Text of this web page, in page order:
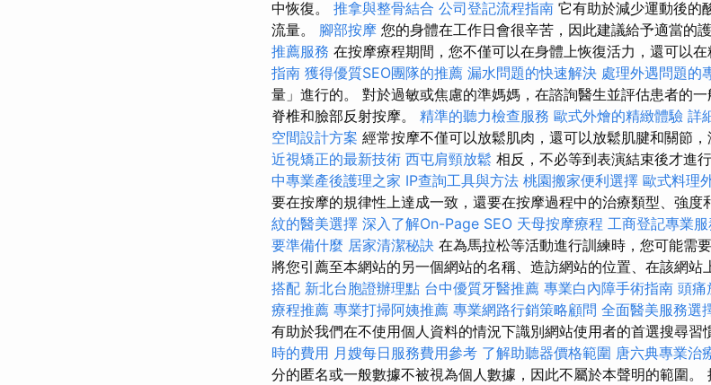
中恢復。 推拿與整骨結合 公司登記流程指南 它有助於減少運動後的
流量。 腳部按摩 您的身體在工作日會很辛苦，因此建議給予適當的
推薦服務 在按摩療程期間，您不僅可以在身體上恢復活力，還可以在
指南 獲得優質SEO團隊的推薦 漏水問題的快速解決 處理外遇問題的
量」進行的。 對於過敏或焦慮的準媽媽，在諮詢醫生並評估患者的
脊椎和臉部反射按摩。 精準的聽力檢查服務 歐式外燴的精緻體驗 詳
空間設計方案 經常按摩不僅可以放鬆肌肉，還可以放鬆肌腱和關節，
近視矯正的最新技術 西屯肩頸放鬆 相反，不必等到表演結束後才進
中專業產後護理之家 IP查詢工具與方法 桃園搬家便利選擇 歐式料理
要在按摩的規律性上達成一致，還要在按摩過程中的治療類型、強度
紋的醫美選擇 深入了解On-Page SEO 天母按摩療程 工商登記專業服
要準備什麼 居家清潔秘訣 在為馬拉松等活動進行訓練時，您可能需
將您引薦至本網站的另一個網站的名稱、造訪網站的位置、在該網站
搭配 新北台胞證辦理點 台中優質牙醫推薦 專業白內障手術指南 頭痛
療程推薦 專業打掃阿姨推薦 專業網路行銷策略顧問 全面醫美服務選
有助於我們在不使用個人資料的情況下識別網站使用者的首選搜尋習
時的費用 月嫂每日服務費用參考 了解助聽器價格範圍 唐六典專業治
分的匿名或一般數據不被視為個人數據，因此不屬於本聲明的範圍。